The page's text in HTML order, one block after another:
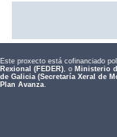
Este proxecto está cofinanciado
Rexional (FEDER) , o Ministerio
de Galicia (Secretaría Xeral de
Plan Avanza